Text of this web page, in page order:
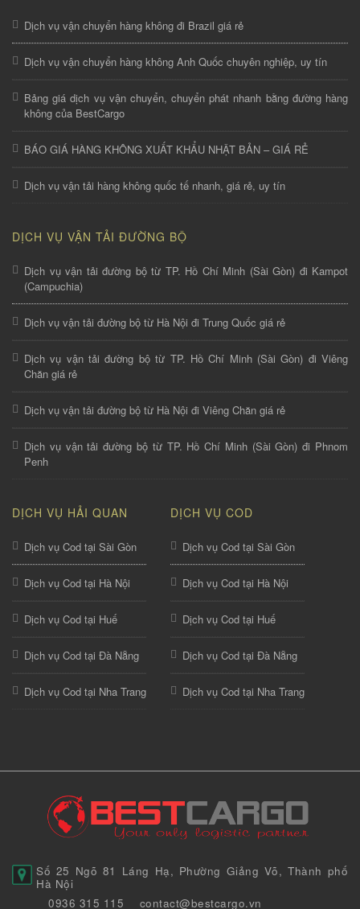
Dịch vụ vận chuyển hàng không đi Brazil giá rẻ
Dịch vụ vận chuyển hàng không Anh Quốc chuyên nghiệp, uy tín
Bảng giá dịch vụ vận chuyển, chuyển phát nhanh bằng đường hàng
không của BestCargo
BÁO GIÁ HÀNG KHÔNG XUẤT KHẨU NHẬT BẢN – GIÁ RẺ
Dịch vụ vận tải hàng không quốc tế nhanh, giá rẻ, uy tín
DỊCH VỤ VẬN TẢI ĐƯỜNG BỘ
Dịch vụ vận tải đường bộ từ TP. Hồ Chí Minh (Sài Gòn) đi Kampot
(Campuchia)
Dịch vụ vận tải đường bộ từ Hà Nội đi Trung Quốc giá rẻ
Dịch vụ vận tải đường bộ từ TP. Hồ Chí Minh (Sài Gòn) đi Viêng
Chăn giá rẻ
Dịch vụ vận tải đường bộ từ Hà Nội đi Viêng Chăn giá rẻ
Dịch vụ vận tải đường bộ từ TP. Hồ Chí Minh (Sài Gòn) đi Phnom
Penh
DỊCH VỤ HẢI QUAN
Dịch vụ Cod tại Sài Gòn
Dịch vụ Cod tại Hà Nội
Dịch vụ Cod tại Huế
Dịch vụ Cod tại Đà Nẵng
Dịch vụ Cod tại Nha Trang
DỊCH VỤ COD
Dịch vụ Cod tại Sài Gòn
Dịch vụ Cod tại Hà Nội
Dịch vụ Cod tại Huế
Dịch vụ Cod tại Đà Nẵng
Dịch vụ Cod tại Nha Trang
Số 25 Ngõ 81 Láng Hạ, Phường Giảng Võ, Thành phố
Hà Nội
0936 315 115
contact@bestcargo.vn